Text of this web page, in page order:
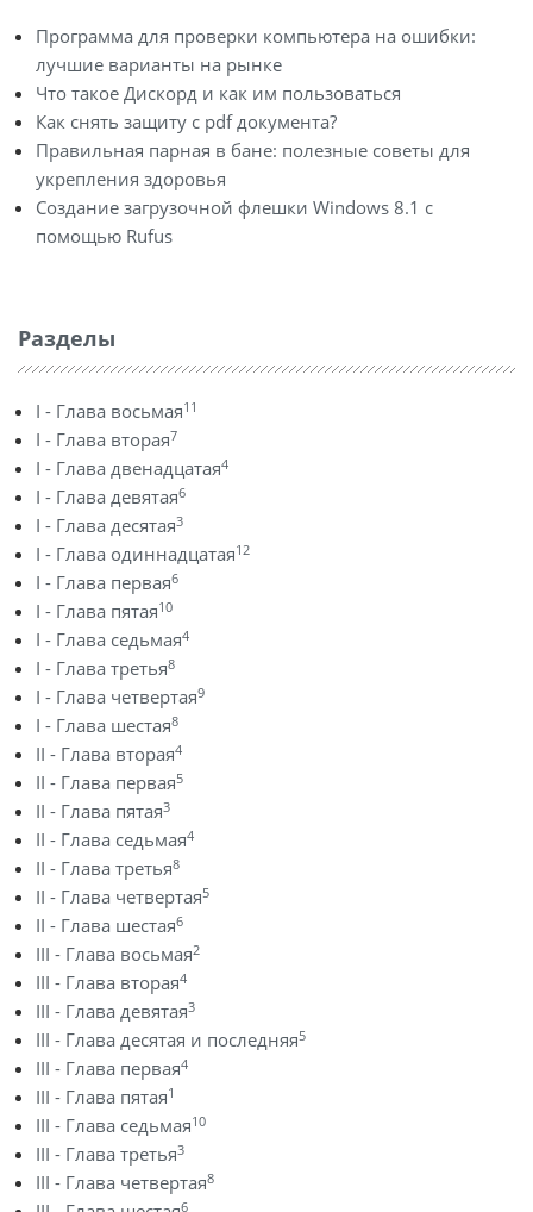
Программа для проверки компьютера на ошибки:
лучшие варианты на рынке
Что такое Дискорд и как им пользоваться
Как снять защиту с pdf документа?
Правильная парная в бане: полезные советы для
укрепления здоровья
Создание загрузочной флешки Windows 8.1 с
помощью Rufus
Разделы
I - Глава восьмая11
I - Глава вторая7
I - Глава двенадцатая4
I - Глава девятая6
I - Глава десятая3
I - Глава одиннадцатая12
I - Глава первая6
I - Глава пятая10
I - Глава седьмая4
I - Глава третья8
I - Глава четвертая9
I - Глава шестая8
II - Глава вторая4
II - Глава первая5
II - Глава пятая3
II - Глава седьмая4
II - Глава третья8
II - Глава четвертая5
II - Глава шестая6
III - Глава восьмая2
III - Глава вторая4
III - Глава девятая3
III - Глава десятая и последняя5
III - Глава первая4
III - Глава пятая1
III - Глава седьмая10
III - Глава третья3
III - Глава четвертая8
6